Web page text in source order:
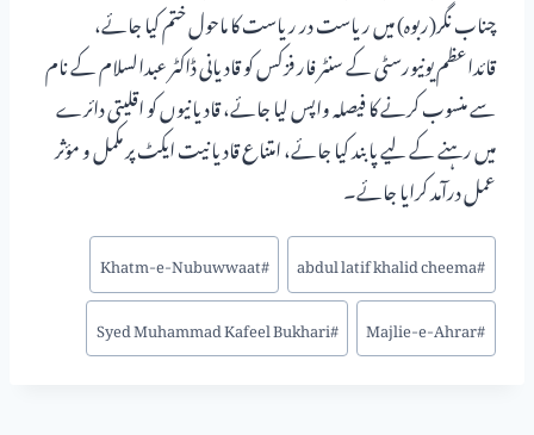
چناب نگر(ربوہ) میں ریاست در ریاست کا ماحول ختم کیا جائے،
قائداعظم یونیورسٹی کے سنٹر فار فزکس کو قادیانی ڈاکٹر عبدالسلام کے نام
سے منسوب کرنے کا فیصلہ واپس لیا جائے، قادیانیوں کو اقلیتی دائرے
میں رہنے کے لیے پابند کیا جائے، امتناع قادیانیت ایکٹ پر مکمل و مؤثر
عمل درآمد کرایا جائے۔
#
abdul latif khalid cheema
#
Khatm-e-Nubuwwaat
#
Majlie-e-Ahrar
#
Syed Muhammad Kafeel Bukhari